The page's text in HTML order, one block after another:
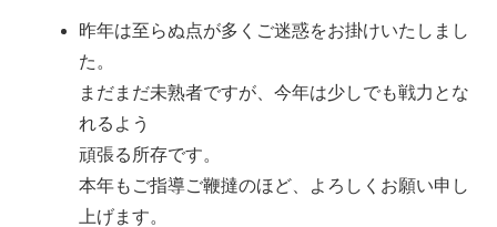
昨年は至らぬ点が多くご迷惑をお掛けいたしまし
た。
まだまだ未熟者ですが、今年は少しでも戦力とな
れるよう
頑張る所存です。
本年もご指導ご鞭撻のほど、よろしくお願い申し
上げます。